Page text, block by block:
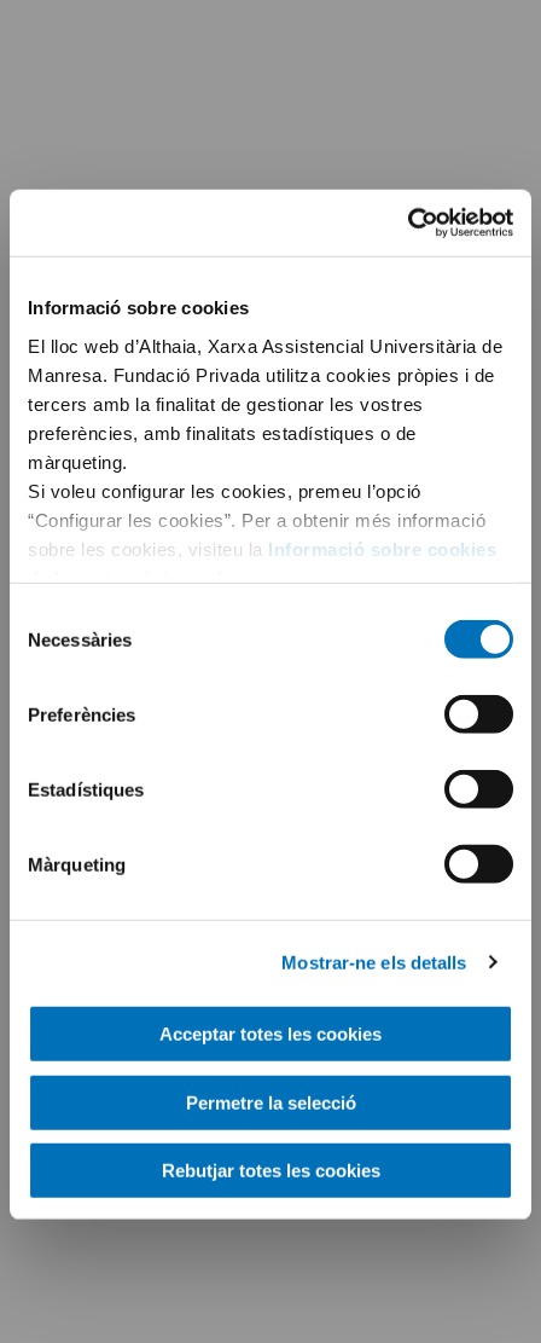
Informació sobre cookies
El lloc web d’Althaia, Xarxa Assistencial Universitària de
Manresa. Fundació Privada utilitza cookies pròpies i de
tercers amb la finalitat de gestionar les vostres
preferències, amb finalitats estadístiques o de
màrqueting.
Si voleu configurar les cookies, premeu l’opció
“Configurar les cookies”. Per a obtenir més informació
sobre les cookies, visiteu la Informació sobre cookies
Necessàries
Preferències
Estadístiques
Màrqueting
Mostrar-ne els detalls
Acceptar totes les cookies
Permetre la selecció
Rebutjar totes les cookies